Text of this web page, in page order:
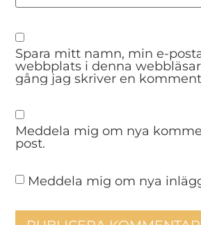
Spara mitt namn, min e-
webbplats i denna
gång jag skriver en
Meddela mig om nya
post.
Meddela mig om nya